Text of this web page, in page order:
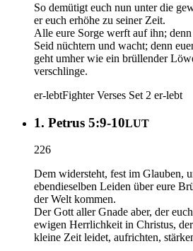
So demütigt euch nun unter die
er euch erhöhe zu seiner Zeit.
Alle eure Sorge werft auf ihn;
Seid nüchtern und wacht; denn
geht umher wie ein brüllender
verschlinge.
er-lebtFighter Verses Set 2 er-lebt
1. Petrus 5:9-10LUT
226
Dem widersteht, fest im Glauben,
ebendieselben Leiden über eure
der Welt kommen.
Der Gott aller Gnade aber, der
ewigen Herrlichkeit in Christus,
kleine Zeit leidet, aufrichten,